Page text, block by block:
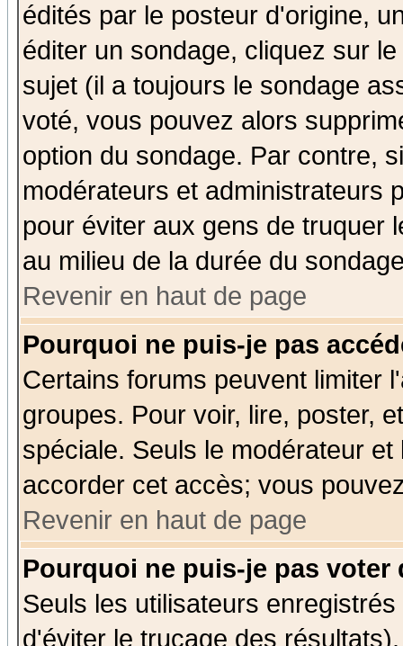
édités par le posteur d'origine,
éditer un sondage, cliquez sur
sujet (il a toujours le sondage
voté, vous pouvez alors
option du sondage. Par contre,
modérateurs et administrateurs
pour éviter aux gens de truquer
au milieu de la durée du
Revenir en haut de page
Pourquoi ne puis-je pas
Certains forums peuvent limiter
groupes. Pour voir, lire, poster,
spéciale. Seuls le modérateur
accorder cet accès; vous
Revenir en haut de page
Pourquoi ne puis-je pas voter
Seuls les utilisateurs
d'éviter le trucage des